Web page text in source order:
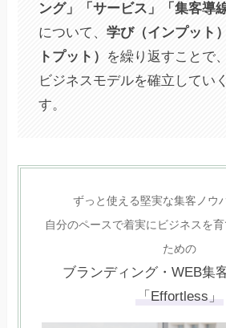
ング」「サービス」「集客導線
について、 学び（インプット
トプット）
を繰り返すことで
ビジネスモデルを確立してい
す。
ずっと使える堅実な集客ノウ
自分のペースで着実にビジネスを
ための
ブランディング・WEB集
「Effortless」